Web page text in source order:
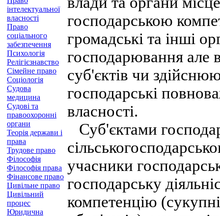
інтелектуальної
власності
Право
соціального
забезпечення
Психологія
Релігієзнавство
Сімейне право
Соціологія
Судова
медицина
Судові та
правоохоронні
органи
Теорія держави і
права
Трудове право
Філософія
Філософія права
Фінансове право
Цивільне право
Цивільний
процес
Юридична
господарською
громадські та інші
господарювання але
суб'єктів чи
господарські
власності.
Суб'єктами
учасники
господарську
компетенцію